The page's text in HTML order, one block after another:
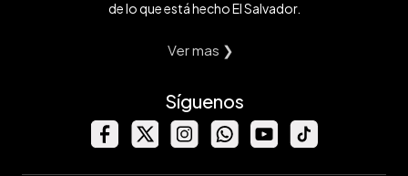
de lo que está hecho El Salvador.
Ver mas ❯
Síguenos